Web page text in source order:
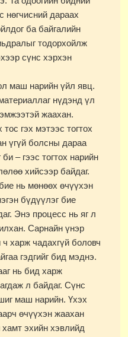
нөгчисний дараах
ба байгалийн
тодорхойлж
сүнс хэрхэн
маш нарийн үйл явц.
нүдэнд үл
жаахан.
гэх мэтээс тогтох
үгүй болсны дараа
– гээс тогтох нарийн
хийсээр байдаг.
нь мөнөөх өчүүхэн
бүдүүлэг бие
Энэ процесс нь яг л
Сарнайн үнэр
харж чадахгүй боловч
гэдгийг бид мэднэ.
нь бид харж
л байдаг. Сүнс
маш нарийн. Үхэх
өчүүхэн жаахан
хамт эхийн хэвлийд